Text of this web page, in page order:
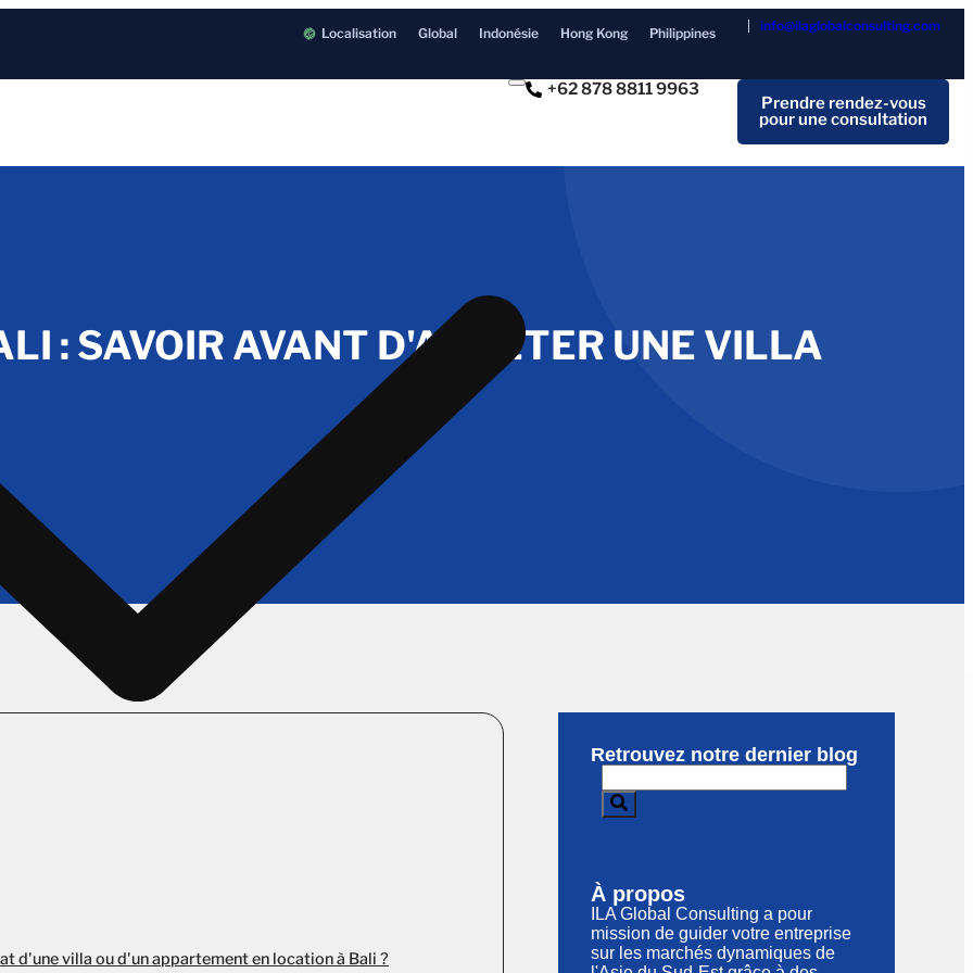
Localisation Global Indonésie Hong Kong Philippines info@ilaglobalconsulting.com
+62 878 8811 9963
Prendre rendez-vous
pour une consultation
: SAVOIR AVANT D'ACHETER UNE VILLA
d'une villa ou d'un appartement en location à Bali ?
Retrouvez notre dernier blog
À propos
ILA Global Consulting a pour
mission de guider votre entreprise
sur les marchés dynamiques de